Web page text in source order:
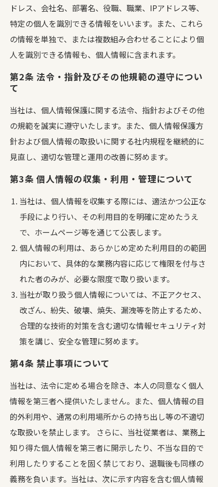
ドレス、会社名、部署名、役職、職業、IPアドレス等、
特定の個人を識別できる情報をいいます。また、これら
の情報を単独で、または複数組み合わせることにより個
人を識別できる情報も、個人情報に含まれます。
第2条 法令・指針及びその他規範の遵守につい
て
当社は、個人情報保護に関する法令、指針およびその他
の規範を誠実に遵守いたします。また、個人情報保護方
針および個人情報の取扱いに関する社内規程を継続的に
見直し、適切な管理と運用の改善に努めます。
第3条 個人情報の収集・利用・管理について
当社は、個人情報を収集する際には、適法かつ公正な
手段により行い、その利用目的を明確に定めたうえ
で、ホームページ等を通じて公表します。
個人情報の利用は、あらかじめ定めた利用目的の範囲
内において、具体的な業務内容に応じて権限を付与さ
れた者のみが、必要な限度で取り扱います。
当社が取り扱う個人情報については、不正アクセス、
改ざん、紛失、破壊、焼失、漏洩等を防止するため、
合理的な技術的対策を含む適切な情報セキュリティ対
策を講じ、安全な管理に努めます。
第4条 禁止事項について
当社は、法令に定める場合を除き、本人の同意なく個人
情報を第三者へ提供いたしません。また、個人情報の目
的外利用や、通常の利用場所からの持ち出し等の不適切
な取扱いを禁止します。
さらに、当社従業者は、業務上
知り得た個人情報を第三者に開示したり、不当な目的で
利用したりすることを固く禁じており、退職後も同様の
義務を負います。当社は、次に示す内容を含む個人情報